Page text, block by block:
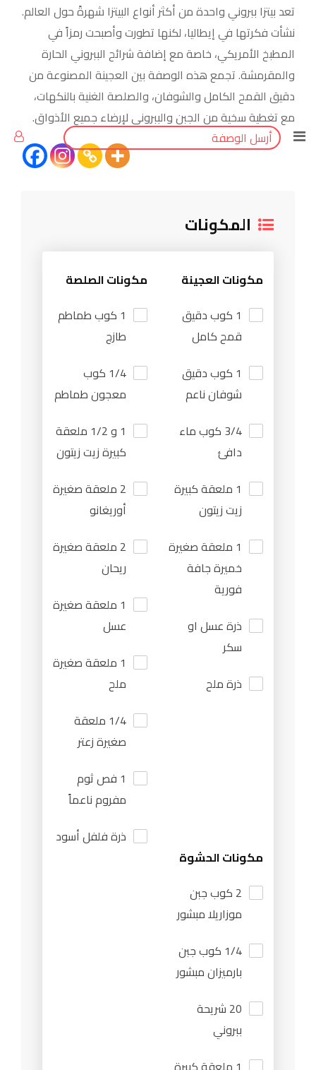
أرسل الوصفة
تعد بيتزا ببروني واحدة من أكثر أنواع البيتزا شهرةً حول العالم.
نشأت فكرتها في إيطاليا، لكنها تطورت وأصبحت رمزاً في
المطبخ الأمريكي، خاصة مع إضافة شرائح الببروني الحارة
والمقرمشة. تجمع هذه الوصفة بين العجينة المصنوعة من
دقيق القمح الكامل والشوفان، والصلصة الغنية بالنكهات،
مع تغطية سخية من الجبن والببروني لإرضاء جميع الأذواق.
المكونات
مكونات العجينة
1 كوب دقيق
قمح كامل
1 كوب دقيق
شوفان ناعم
3/4 كوب ماء
دافئ
1 ملعقة كبيرة
زيت زيتون
1 ملعقة صغيرة
خميرة جافة
فورية
ذرة عسل او
سكر
ذرة ملح
مكونات الصلصة
1 كوب طماطم
طازج
1/4 كوب
معجون طماطم
1 و 1/2 ملعقة
كبيرة زيت زيتون
2 ملعقة صغيرة
أوريغانو
2 ملعقة صغيرة
ريحان
1 ملعقة صغيرة
عسل
1 ملعقة صغيرة
ملح
1/4 ملعقة
صغيرة زعتر
1 فص ثوم
مفروم ناعماً
ذرة فلفل أسود
مكونات الحشوة
2 كوب جبن
موزاريلا مبشور
1/4 كوب جبن
بارميزان مبشور
20 شريحة
ببروني